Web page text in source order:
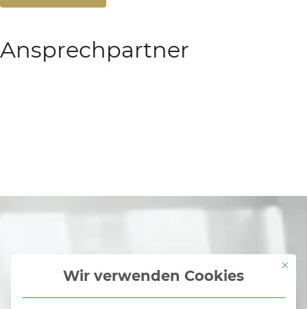
Ansprechpartner
Mit
Wir verwenden Cookies